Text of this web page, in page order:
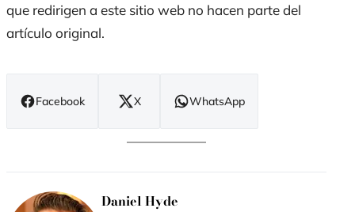
que redirigen a este sitio web no hacen parte del
artículo original.
Facebook
(se
X
(se
en
WhatsApp
(se
Daniel Hyde